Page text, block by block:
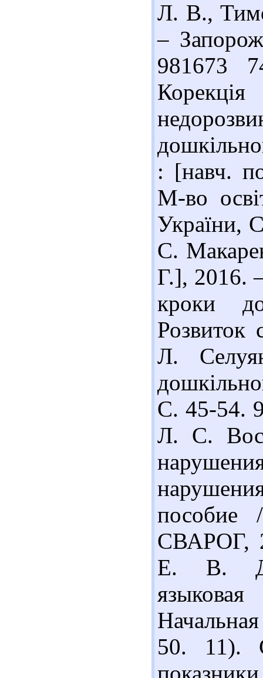
Л. В.,
–
981673
: [навч.
М-во
України,
С.
Г.], 2016.
кроки
Розвиток
Л.
С. 45-54.
Л. С.
СВАРОГ,
Е. В.
50. 11).